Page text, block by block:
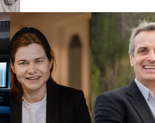
NTE, SKS og Nordkraft går
Finnmark
Nordkraft, SKS og NTE går sammen
Finnmark. Samarbeidet er et felles
til kraft- og industriløftet for